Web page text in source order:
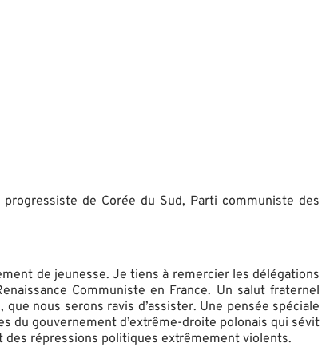
de Corée du Sud, Parti communiste des
de jeunesse. Je tiens à remercier les délégations
Communiste en France. Un salut fraternel
nous serons ravis d’assister. Une pensée spéciale
du gouvernement d’extrême-droite polonais qui sévit
répressions politiques extrêmement violents.